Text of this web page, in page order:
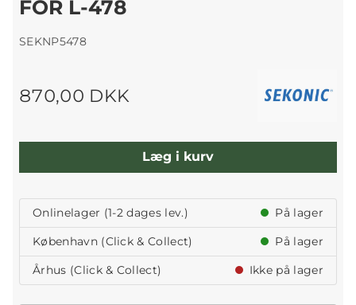
FOR L-478
SEKNP5478
870,00 DKK
Læg i kurv
Onlinelager (1-2 dages lev.)
På lager
København (Click & Collect)
På lager
Århus (Click & Collect)
Ikke på lager